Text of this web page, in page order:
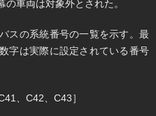
車両は対象外とされた。
スの系統番号の一覧を示す。最
字は実際に設定されている番号
、C42、C43］